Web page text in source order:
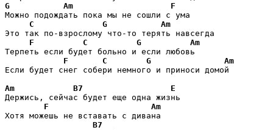
G
Am
F
Можно подождать пока мы не сошли с ума
C
G
Am
Это так по-взрослому что-то терять навсегда
F
C G
Am
Терпеть если будет больно и если любовь
F
C G
Am
Если будет снег собери немного и приноси домой
Am
B7
E
Держись, сейчас будет еще одна жизнь
F
Am
Хотя можешь не вставать с дивана
B7